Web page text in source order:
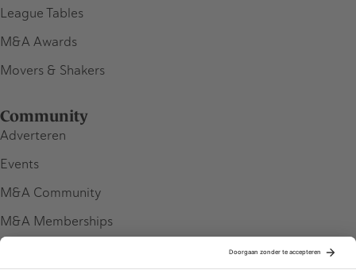
League Tables
M&A Awards
Movers & Shakers
Community
Adverteren
Events
M&A Community
M&A Memberships